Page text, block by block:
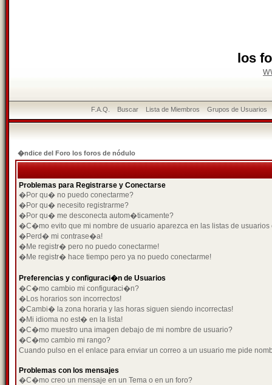
los
F.A.Q. Buscar Lista de Miembros Grupos de Usuarios
�ndice del Foro los foros de nódulo
Problemas para Registrarse y Conectarse
�Por qu� no puedo conectarme?
�Por qu� necesito registrarme?
�Por qu� me desconecta autom�ticamente?
�C�mo evito que mi nombre de usuario aparezca en las listas de usuarios
�Perd� mi contrase�a!
�Me registr� pero no puedo conectarme!
�Me registr� hace tiempo pero ya no puedo conectarme!
Preferencias y configuraci�n de Usuarios
�C�mo cambio mi configuraci�n?
�Los horarios son incorrectos!
�Cambi� la zona horaria y las horas siguen siendo incorrectas!
�Mi idioma no est� en la lista!
�C�mo muestro una imagen debajo de mi nombre de usuario?
�C�mo cambio mi rango?
Cuando pulso en el enlace para enviar un correo a un usuario me pide
Problemas con los mensajes
�C�mo creo un mensaje en un Tema o en un foro?